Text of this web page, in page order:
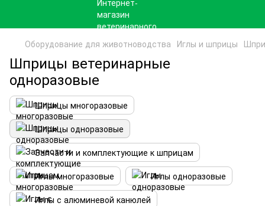
Оборудование для животноводства Иглы и шприцы
Шприцы ветеринарные
одноразовые
Шприцы многоразовые
Шприцы одноразовые
Запчасти и комплектующие к шприцам
Иглы многоразовые
Иглы одноразовые
Иглы с алюминевой канюлей